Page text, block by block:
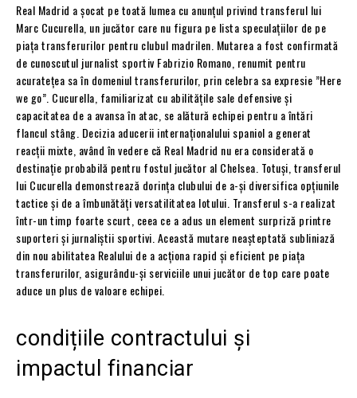
Real Madrid a șocat pe toată lumea cu anunțul privind transferul lui
Marc Cucurella, un jucător care nu figura pe lista speculațiilor de pe
piața transferurilor pentru clubul madrilen. Mutarea a fost confirmată
de cunoscutul jurnalist sportiv Fabrizio Romano, renumit pentru
acuratețea sa în domeniul transferurilor, prin celebra sa expresie ”Here
we go”. Cucurella, familiarizat cu abilitățile sale defensive și
capacitatea de a avansa în atac, se alătură echipei pentru a întări
flancul stâng. Decizia aducerii internaționalului spaniol a generat
reacții mixte, având în vedere că Real Madrid nu era considerată o
destinație probabilă pentru fostul jucător al Chelsea. Totuși, transferul
lui Cucurella demonstrează dorința clubului de a-și diversifica opțiunile
tactice și de a îmbunătăți versatilitatea lotului. Transferul s-a realizat
într-un timp foarte scurt, ceea ce a adus un element surpriză printre
suporteri și jurnaliștii sportivi. Această mutare neașteptată subliniază
din nou abilitatea Realului de a acționa rapid și eficient pe piața
transferurilor, asigurându-și serviciile unui jucător de top care poate
aduce un plus de valoare echipei.
condițiile contractului și
impactul financiar